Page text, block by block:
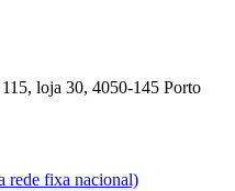
loja 30, 4050-145 Porto
rede fixa nacional)